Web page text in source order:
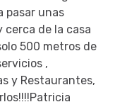
pasar unas
cerca de la casa
500 metros de
,
y Restaurantes,